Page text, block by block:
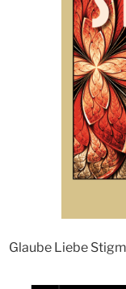
Glaube Liebe